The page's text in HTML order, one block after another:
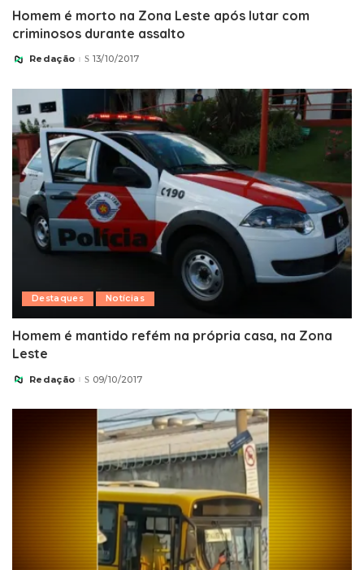
Homem é morto na Zona Leste após lutar com
criminosos durante assalto
Posted
Redação 13/10/2017
Destaques Notícias
Homem é mantido refém na própria casa, na Zona
Leste
Posted
Redação 09/10/2017